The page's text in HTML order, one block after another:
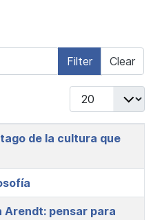
Filter Clear
Display #
de la cultura que
Arendt: pensar para